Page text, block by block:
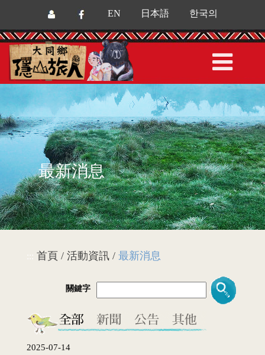
EN 日本語 한국의
最新消息
首頁 / 活動資訊 / 最新消息
關鍵字
2025-07-14